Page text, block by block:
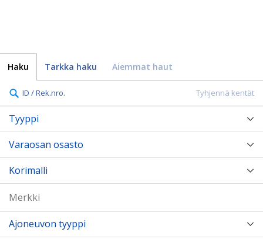
Haku Tarkka haku Aiemmat haut
Tyhjennä kentät
ID / Rek.nro.
Tyyppi
Varaosan osasto
Korimalli
Ajoneuvon tyyppi